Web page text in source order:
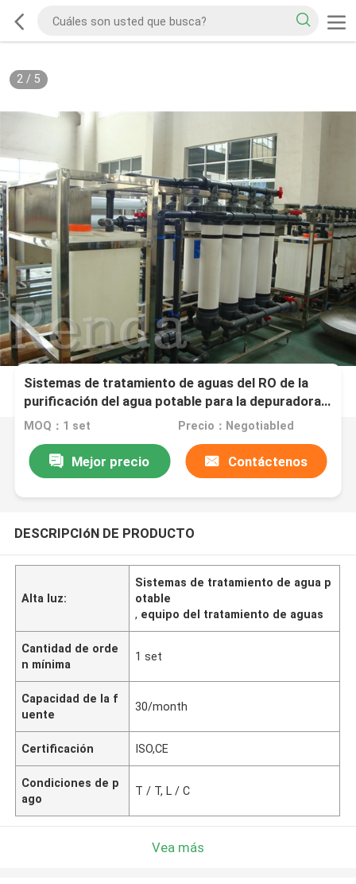
2/ 5
Sistemas de tratamiento de aguas del RO de la
purificación del agua potable para la depuradora
grande
MOQ：1 set Precio：Negotiabled
Mejor precio Contáctenos
DESCRIPCIóN DE PRODUCTO
Alta luz:
Sistemas de tratamiento de agua p
otable
, equipo del tratamiento de aguas
Cantidad de orde
n mínima
1 set
Capacidad de la f
uente
30/month
Certificación ISO,CE
Condiciones de p
ago
T / T, L / C
Vea más